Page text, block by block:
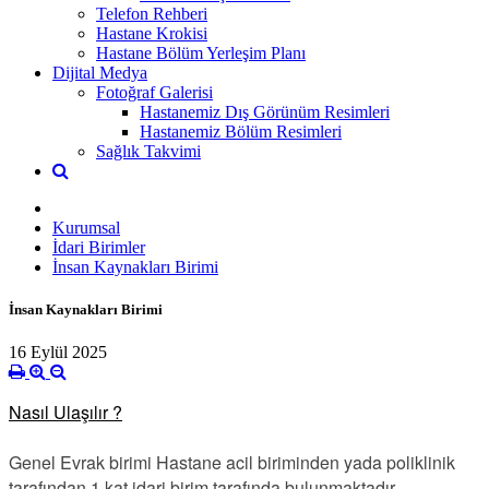
Telefon Rehberi
Hastane Krokisi
Hastane Bölüm Yerleşim Planı
Dijital Medya
Fotoğraf Galerisi
Hastanemiz Dış Görünüm Resimleri
Hastanemiz Bölüm Resimleri
Sağlık Takvimi
Kurumsal
İdari Birimler
İnsan Kaynakları Birimi
İnsan Kaynakları Birimi
16 Eylül 2025
Nasıl Ulaşılır ?
Genel Evrak birimi Hastane acil biriminden yada poliklinik